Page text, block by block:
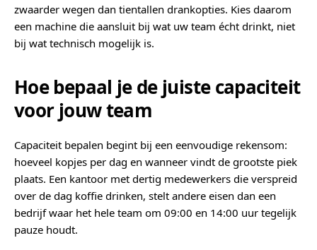
zwaarder wegen dan tientallen drankopties. Kies daarom
een machine die aansluit bij wat uw team écht drinkt, niet
bij wat technisch mogelijk is.
Hoe bepaal je de juiste capaciteit
voor jouw team
Capaciteit bepalen begint bij een eenvoudige rekensom:
hoeveel kopjes per dag en wanneer vindt de grootste piek
plaats. Een kantoor met dertig medewerkers die verspreid
over de dag koffie drinken, stelt andere eisen dan een
bedrijf waar het hele team om 09:00 en 14:00 uur tegelijk
pauze houdt.